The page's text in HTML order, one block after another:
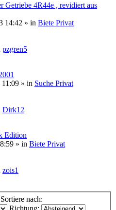
Getriebe 4R44e , revidiert aus
14:42 » in Biete Privat
pzgren5
11:09 » in Suche Privat
Dirk12
Edition
» in Biete Privat
zois1
Sortiere nach: